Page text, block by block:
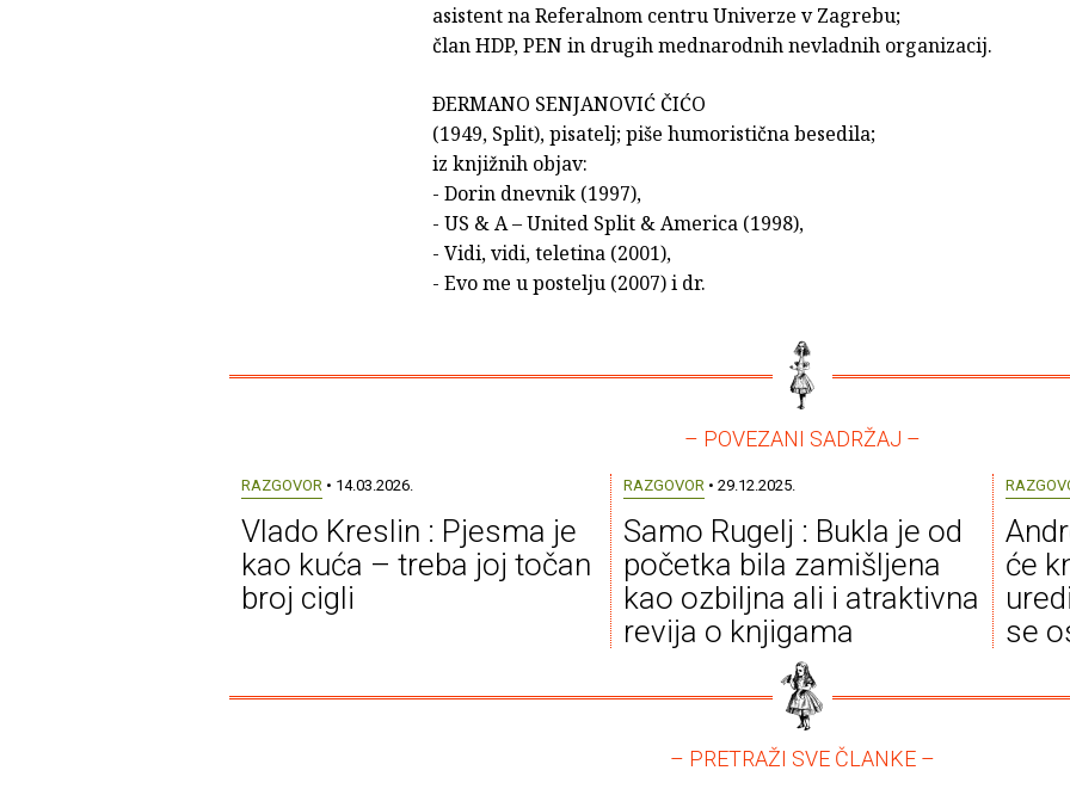
asistent na Referalnom centru Univerze v Zagrebu;
član HDP, PEN in drugih mednarodnih nevladnih organizacij.
ÐERMANO SENJANOVIĆ ČIĆO
(1949, Split), pisatelj; piše humoristična besedila;
iz knjižnih objav:
- Dorin dnevnik (1997),
- US & A – United Split & America (1998),
- Vidi, vidi, teletina (2001),
- Evo me u postelju (2007) i dr.
– POVEZANI SADRŽAJ –
RAZGOVOR • 14.03.2026.
Vlado Kreslin : Pjesma je
kao kuća – treba joj točan
broj cigli
RAZGOVOR • 29.12.2025.
Samo Rugelj : Bukla je od
početka bila zamišljena
kao ozbiljna ali i atraktivna
revija o knjigama
će
se
– PRETRAŽI SVE ČLANKE –